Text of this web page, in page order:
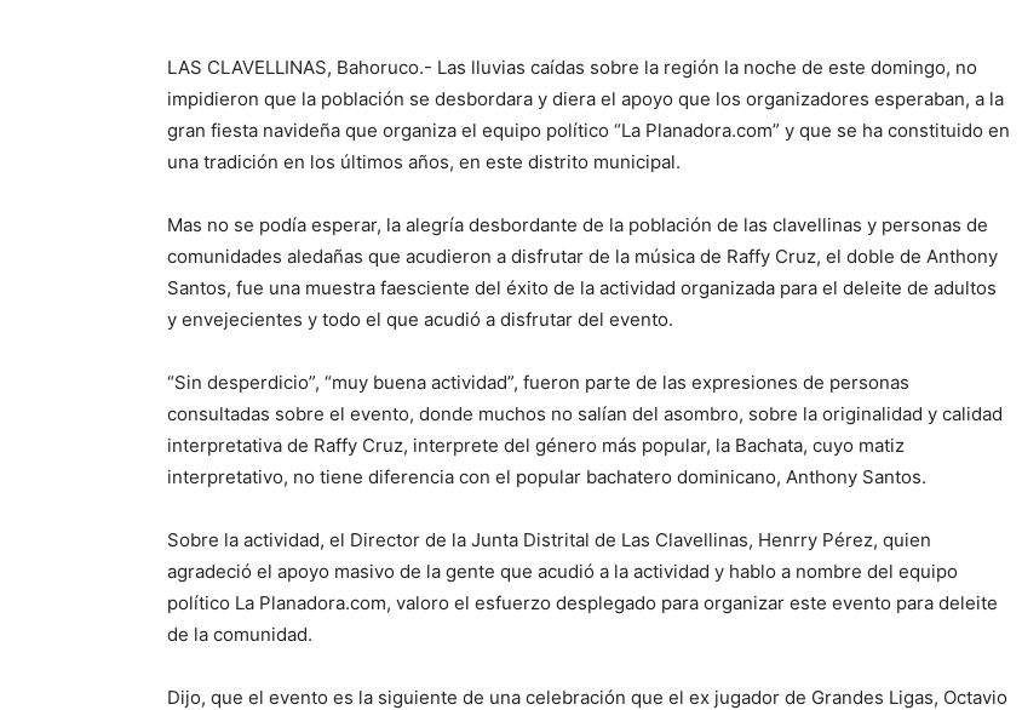
LAS CLAVELLINAS, Bahoruco.- Las lluvias caídas sobre la región la noche de este domingo, no
impidieron que la población se desbordara y diera el apoyo que los organizadores esperaban, a la
gran fiesta navideña que organiza el equipo político “La Planadora.com” y que se ha constituido en
una tradición en los últimos años, en este distrito municipal.
Mas no se podía esperar, la alegría desbordante de la población de las clavellinas y personas de
comunidades aledañas que acudieron a disfrutar de la música de Raffy Cruz, el doble de Anthony
Santos, fue una muestra faesciente del éxito de la actividad organizada para el deleite de adultos
y envejecientes y todo el que acudió a disfrutar del evento.
“Sin desperdicio”, “muy buena actividad”, fueron parte de las expresiones de personas
consultadas sobre el evento, donde muchos no salían del asombro, sobre la originalidad y calidad
interpretativa de Raffy Cruz, interprete del género más popular, la Bachata, cuyo matiz
interpretativo, no tiene diferencia con el popular bachatero dominicano, Anthony Santos.
Sobre la actividad, el Director de la Junta Distrital de Las Clavellinas, Henrry Pérez, quien
agradeció el apoyo masivo de la gente que acudió a la actividad y hablo a nombre del equipo
político La Planadora.com, valoro el esfuerzo desplegado para organizar este evento para deleite
de la comunidad.
Dijo, que el evento es la siguiente de una celebración que el ex jugador de Grandes Ligas, Octavio